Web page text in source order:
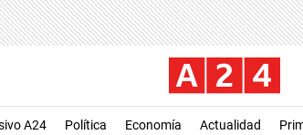
A24 Política Economía Actualidad